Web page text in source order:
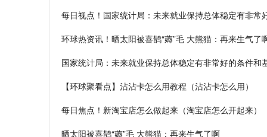
每日视点！国家统计局：未来就业保持总体稳定有非常
环球热资讯！晒太阳被喜鹊“薅”毛 大熊猫：再来生气了
国家统计局：未来就业保持总体稳定有非常好的条件和
【环球聚看点】沾沾卡怎么用教程（沾沾卡怎么用）
每日焦点！新淘宝店怎么做起来（淘宝店怎么开起来）
晒太阳被喜鹊“薅”毛 大熊猫：再来生气了啊